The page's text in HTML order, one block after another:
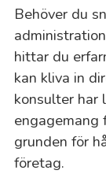
Behöver du
hittar du
kan kliva in
konsulter har
engagemang
grunden för
företag.